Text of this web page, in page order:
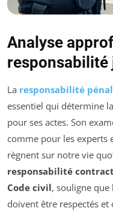
Analyse
La responsabilité
essentiel qui détermine
pour ses actes. Son
comme pour les experts
règnent sur notre vie
responsabilité
Code civil, souligne que
doivent être respectés